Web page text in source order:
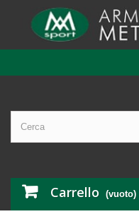
Carrello (vuoto)